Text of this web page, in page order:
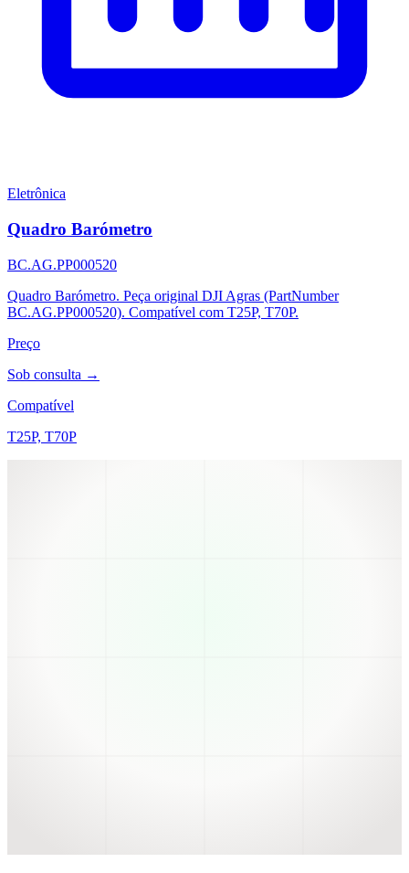
Eletrônica
Quadro Barómetro
BC.AG.PP000520
Quadro Barómetro. Peça original DJI Agras (PartNumber
BC.AG.PP000520). Compatível com T25P, T70P.
Preço
Sob consulta →
Compatível
T25P, T70P